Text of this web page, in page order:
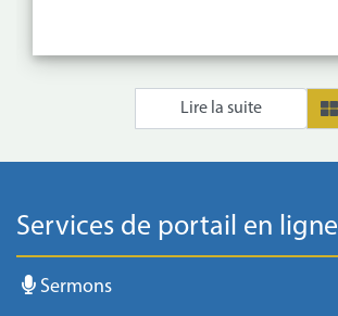
Lire la suite
Services de portail en ligne
Sermons